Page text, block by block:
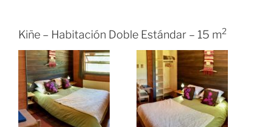
Kiñe – Habitación Doble Estándar – 15 m2